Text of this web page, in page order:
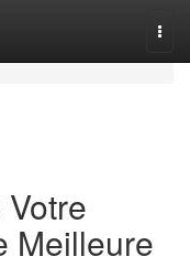
Meilleure